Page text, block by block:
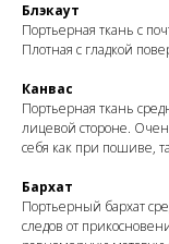
Блэкаут
Портьерная ткань с
Плотная с гладкой
Канвас
Портьерная ткань
лицевой стороне.
себя как при пошиве,
Бархат
Портьерный бархат
следов от